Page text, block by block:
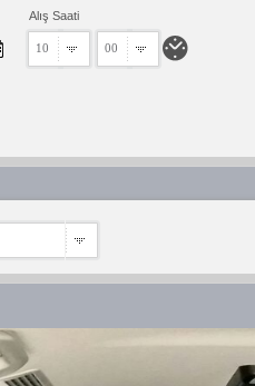
Alış Saati
10 00